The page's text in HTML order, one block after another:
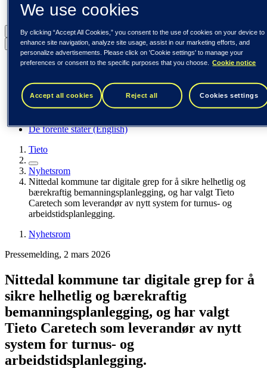
Tieto Tech Consulting
Norge (norsk)
Back to menu
Global (English)
Spania / Iberia (español)
Sverige (svenska)
Norge (norsk)
De forente stater (English)
Tieto
Nyhetsrom
Nittedal kommune tar digitale grep for å sikre helhetlig og
bærekraftig bemanningsplanlegging, og har valgt Tieto
Caretech som leverandør av nytt system for turnus- og
arbeidstidsplanlegging.
Nyhetsrom
Pressemelding, 2 mars 2026
Nittedal kommune tar digitale grep for å
sikre helhetlig og bærekraftig
bemanningsplanlegging, og har valgt
Tieto Caretech som leverandør av nytt
system for turnus- og
arbeidstidsplanlegging.
We use cookies
By clicking “Accept All Cookies,” you consent to the use of cookies on your device to
enhance site navigation, analyze site usage, assist in our marketing efforts, and
personalize advertisements. Please click on 'Cookie settings' to manage your
preferences or consent to the specific purposes that you choose.
Cookie notice
Accept all cookies Reject all Cookies settings